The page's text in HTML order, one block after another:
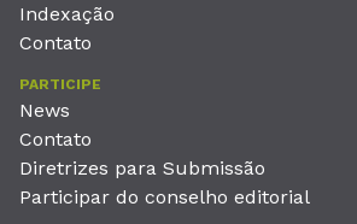
Indexação
Contato
PARTICIPE
News
Contato
Diretrizes para Submissão
Participar do conselho editorial